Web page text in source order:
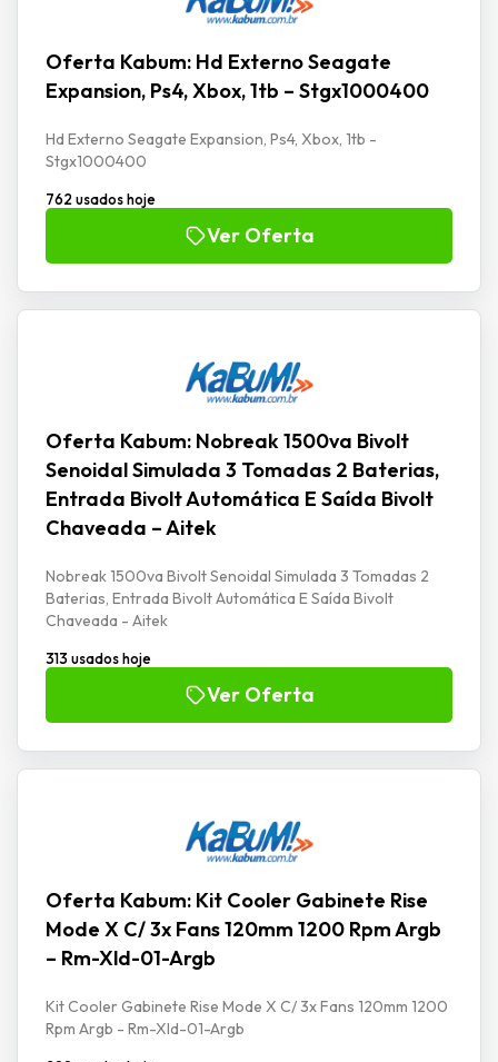
Oferta Kabum: Hd Externo Seagate
Expansion, Ps4, Xbox, 1tb – Stgx1000400
Hd Externo Seagate Expansion, Ps4, Xbox, 1tb -
Stgx1000400
762 usados hoje
Ver Oferta
Oferta Kabum: Nobreak 1500va Bivolt
Senoidal Simulada 3 Tomadas 2 Baterias,
Entrada Bivolt Automática E Saída Bivolt
Chaveada – Aitek
Nobreak 1500va Bivolt Senoidal Simulada 3 Tomadas 2
Baterias, Entrada Bivolt Automática E Saída Bivolt
Chaveada - Aitek
313 usados hoje
Ver Oferta
Oferta Kabum: Kit Cooler Gabinete Rise
Mode X C/ 3x Fans 120mm 1200 Rpm Argb
– Rm-Xld-01-Argb
Kit Cooler Gabinete Rise Mode X C/ 3x Fans 120mm 1200
Rpm Argb - Rm-Xld-01-Argb